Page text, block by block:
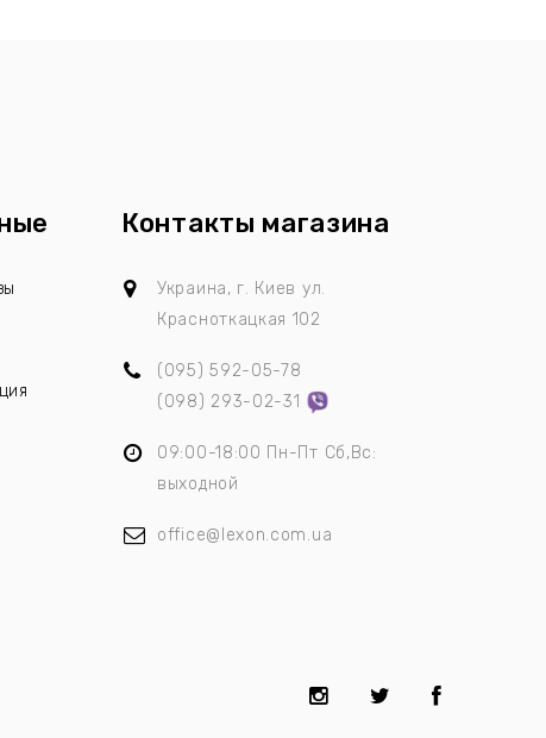
Контакты магазина
Украина, г. Киев ул.
Красноткацкая 102
(095) 592-05-78
(098) 293-02-31
09:00-18:00 Пн-Пт Сб,Вс:
выходной
office@lexon.com.ua